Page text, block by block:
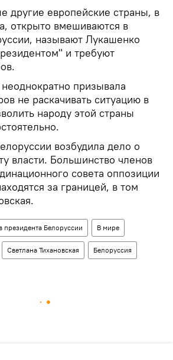
другие европейские страны, в
открыто вмешиваются в
называют Лукашенко
и требуют
призывала
не раскачивать ситуацию в
народу этой страны
возбудила дело о
власти. Большинство членов
совета оппозиции
за границей, в том
Белоруссии В мире
Светлана Тихановская Белоруссия